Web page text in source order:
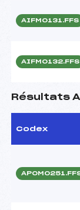
AIFM0131.FFS
AIFM0132.FFS
Résultats
Codex